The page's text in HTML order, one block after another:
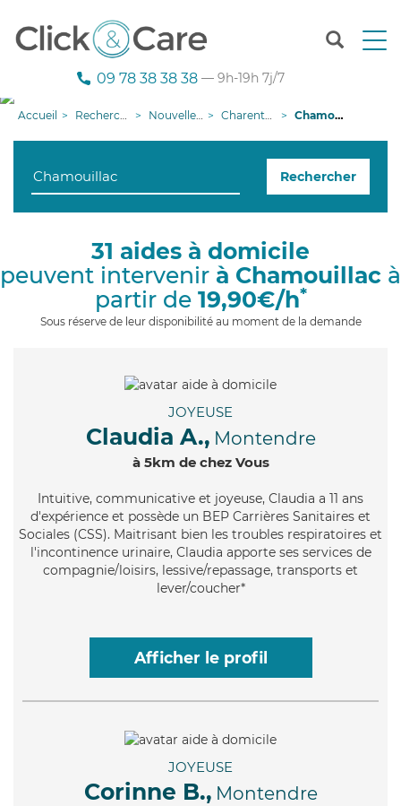
T
n
g
i
09 78 38 38 38 — 9h-19h 7j/7
Accueil Recherche aide à domicile Nouvelle-Aquitaine Charente-Maritime Chamouillac
Rechercher
31 aides à domicile
peuvent intervenir à Chamouillac à
partir de 19,90€/h*
Sous réserve de leur disponibilité au moment de la demande
JOYEUSE
Claudia A., Montendre
à 5km de chez Vous
Intuitive, communicative et joyeuse, Claudia a 11 ans
d'expérience et possède un BEP Carrières Sanitaires et
Sociales (CSS). Maitrisant bien les troubles respiratoires et
l'incontinence urinaire, Claudia apporte ses services de
compagnie/loisirs, lessive/repassage, transports et
lever/coucher*
Afficher le profil
JOYEUSE
Corinne B., Montendre